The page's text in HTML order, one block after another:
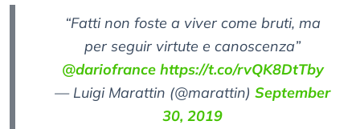
“Fatti non foste a viver come bruti, ma
per seguir virtute e canoscenza”
@dariofrance https://t.co/rvQK8DtTby
— Luigi Marattin (@marattin) September
30, 2019